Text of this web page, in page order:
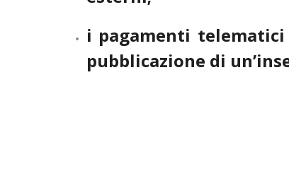
i pagamenti
pubblicazione di